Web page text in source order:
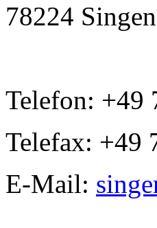
78224 Singen
Telefon: +49
Telefax: +49
E-Mail: